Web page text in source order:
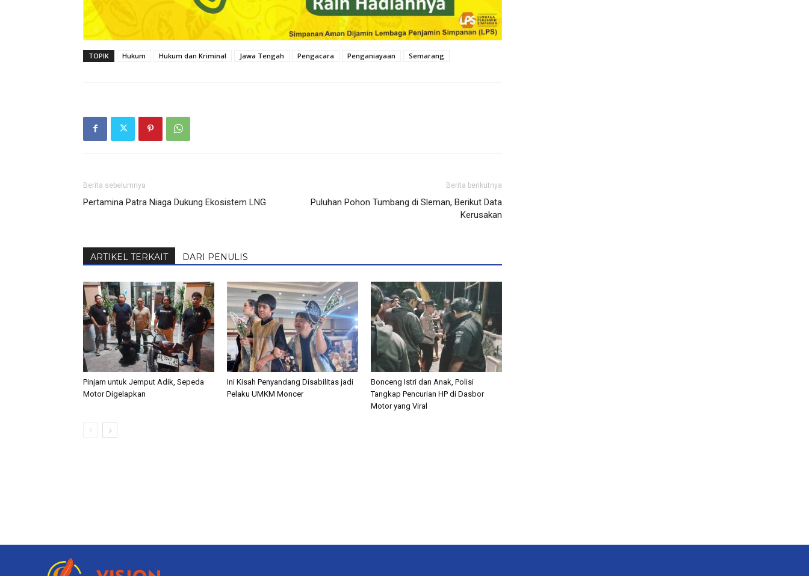
TOPIK Hukum Hukum dan Kriminal Jawa Tengah Pengacara Penganiayaan Semarang
Berita sebelumnya
Pertamina Patra Niaga Dukung Ekosistem LNG
Berita berikutnya
Puluhan Pohon Tumbang di Sleman, Berikut Data
Kerusakan
ARTIKEL TERKAIT DARI PENULIS
Pinjam untuk Jemput Adik, Sepeda
Motor Digelapkan
Ini Kisah Penyandang Disabilitas jadi
Pelaku UMKM Moncer
Bonceng Istri dan Anak, Polisi
Tangkap Pencurian HP di Dasbor
Motor yang Viral